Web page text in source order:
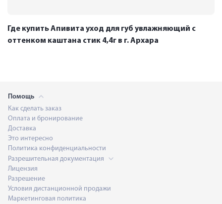
Где купить Апивита уход для губ увлажняющий с
оттенком каштана стик 4,4г в г. Архара
Помощь
Как сделать заказ
Оплата и бронирование
Доставка
Это интересно
Политика конфиденциальности
Разрешительная документация
Лицензия
Разрешение
Условия дистанционной продажи
Маркетинговая политика